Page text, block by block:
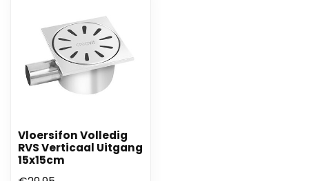
Vloersifon Volledig
RVS Verticaal Uitgang
15x15cm